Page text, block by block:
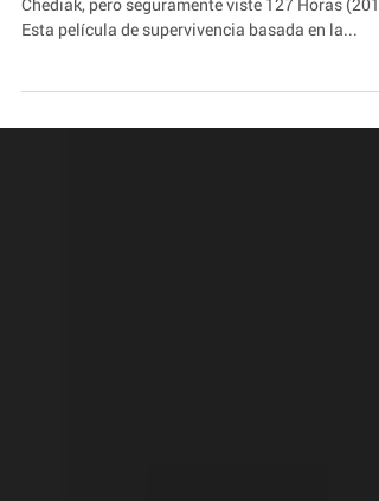
Hollywood
Chediak, pero seguramente viste 127 Horas
Esta película de supervivencia basada en la...